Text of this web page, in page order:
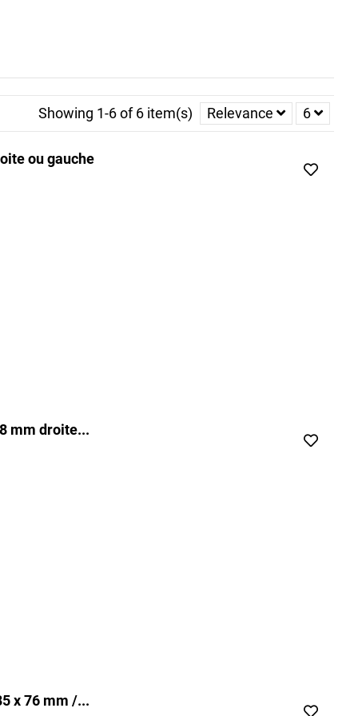
Showing 1-6 of 6 item(s) Relevance 6
ou gauche
mm droite...
x 76 mm /...